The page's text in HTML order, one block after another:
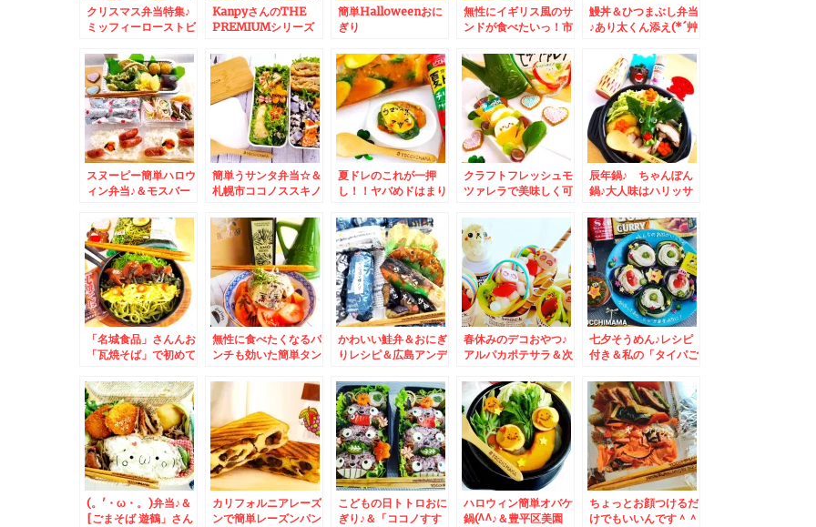
クリスマス弁当特集♪
ミッフィーローストビ
が絶品～～～♪呉麺屋
さんの呉冷麺の地元皆
様の召し上がり方♪
KanpyさんのTHE
PREMIUMシリーズ
ム」サンドおやつ付き
カツライス弁当♪＆本
格手揚げ「栃尾油揚
げ」～♪サンドにしよ
うか焼こうか(*・
ω・)(*-ω-)(*・
ω・)(*-ω-)ウンウン
♪
簡単Halloweenおに
ぎり
＆オリーブオイルと雑
穀って合う～～＾＾
無性にイギリス風のサ
ンドが食べたいっ！市
函館市「彩辛」さんの
曜日限定「塩ラーメ
ン」♪
鰻丼＆ひつまぶし弁当
♪あり太くん添え(*´艸
「うなぎ屋かわすい」
さんの「鰻」！！！
スヌーピー簡単ハロウ
ィン弁当♪＆モスバー
カッチャ」で我が家の
ウィンナー事情もれ
る。。。。。
簡単うサンタ弁当☆＆
札幌市ココノススキノ
室はなまる」さん横テ
イクアウト海鮮丼と
「網走生白魚」激ウマ
っ！！でもって格安に
北海道の旬のお魚買え
ます(*´艸`*)
夏ドレのこれが一押
し！！ヤバめドはまり
`*)簡単レシピ
クラフトフレッシュモ
ツァレラで美味しく可
ーゼ♪レシピ付き♪
辰年鍋♪ ちゃんぽん
鍋♪大人味はハリッサ
で♪
「名城食品」さんんお
「瓦焼そば」で初めて
るうまさ！！Σ(ﾟДﾟ)
無性に食べたくなるパ
ンチも効いた簡単タン
シピ
かわいい鮭弁＆おにぎ
りレシピ＆広島アンデ
ーニング☆
春休みのデコおやつ♪
アルパカポテサラ＆次
いっぴん」さんの豚三
昧♪
七夕そうめん♪レシピ
付き＆私の「タイパご
と(*・ω・)(*-ω-)ウ
ン♪ニララーメン(*´艸
`*)
(。'・ω・。)弁当♪＆
[ごまそば 遊鶴」さん
カリフォルニアレーズ
ンで簡単レーズンパン
こどもの日トトロおに
ぎり♪＆「ココノすす
ハロウィン簡単オバケ
鍋(^^♪＆豊平区美園
ちょっとお顔つけるだ
けでもいいんです＾＾